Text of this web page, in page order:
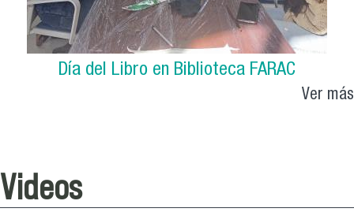
Día del Libro en Biblioteca FARAC
Ver más
Videos